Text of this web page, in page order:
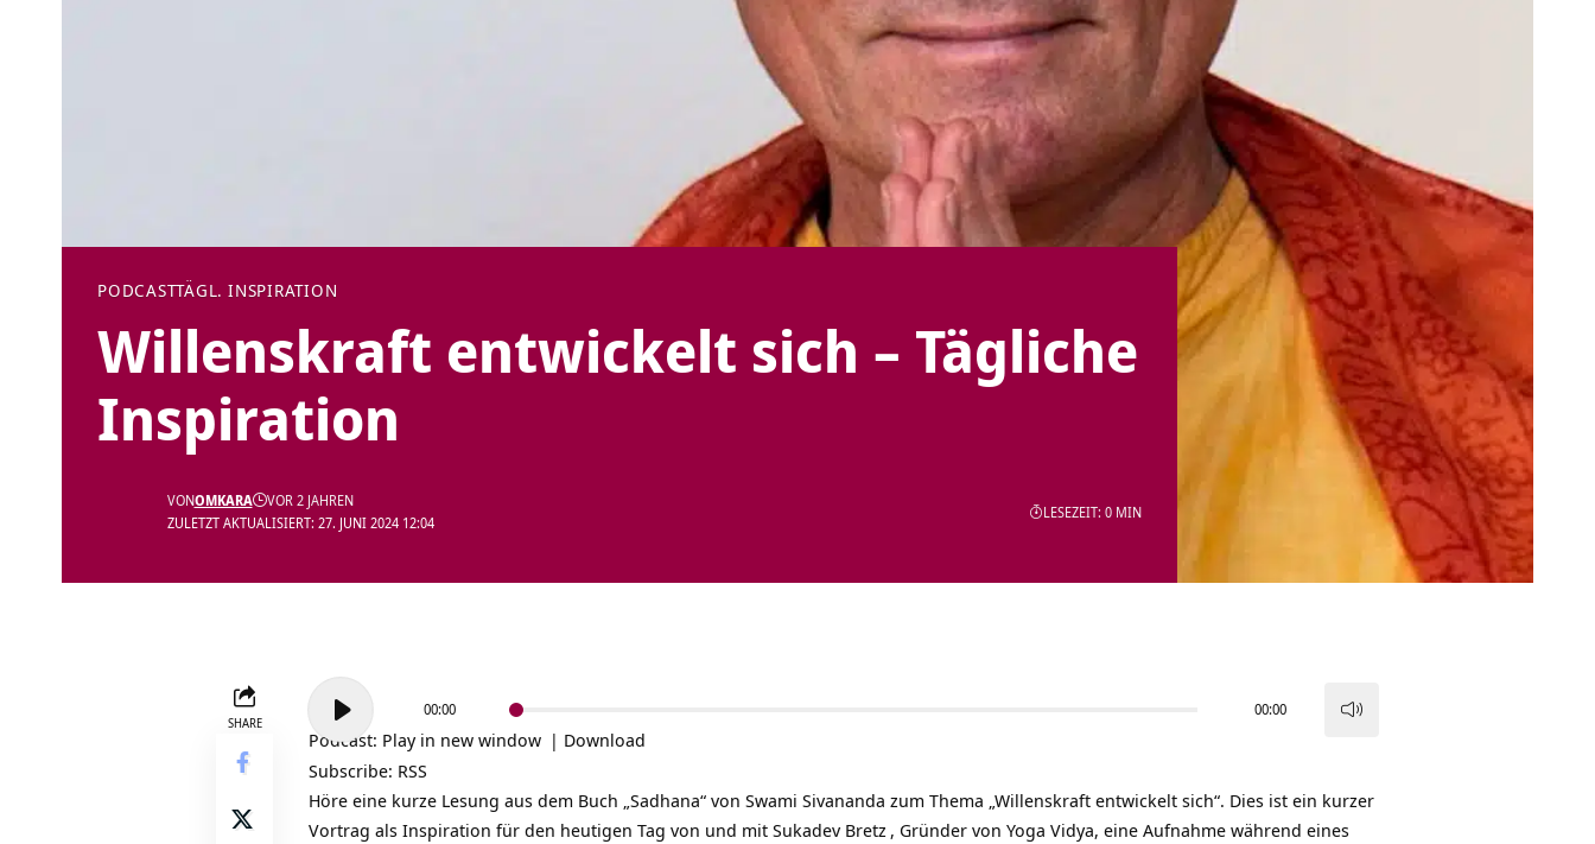
PODCASTTÄGL. INSPIRATION
Willenskraft entwickelt sich – Tägliche
Inspiration
ZULETZT AKTUALISIERT: 27. JUNI 2024 12:04
VONOMKARA VOR 2 JAHREN
LESEZEIT: 0 MIN
SHARE
Audio-
Player
00:00 00:00
Podcast: Play in new window | Download
Subscribe: RSS
Höre eine kurze Lesung aus dem Buch „Sadhana“ von Swami Sivananda zum Thema „Willenskraft entwickelt sich“. Dies ist ein kurzer
Vortrag als Inspiration für den heutigen Tag von und mit Sukadev Bretz , Gründer von Yoga Vidya, eine Aufnahme während eines